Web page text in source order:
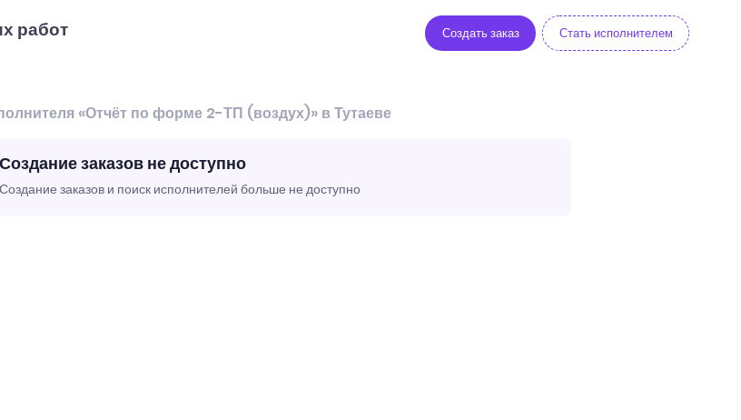
работ Создать заказ Стать исполнителем
«Отчёт по форме 2-ТП (воздух)» в Тутаеве
Создание заказов не доступно
Создание заказов и поиск исполнителей больше не доступно